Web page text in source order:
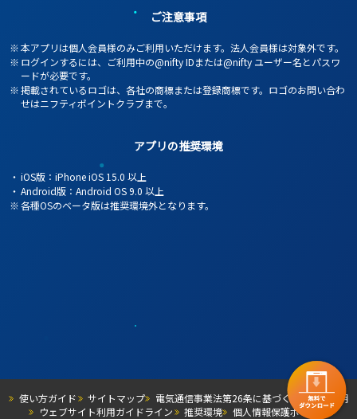
ご注意事項
※本アプリは個人会員様のみご利用いただけます。法人会員様は対象外です。
※ ログインするには、ご利用中の@nifty IDまたは@nifty ユーザー名とパスワ
ードが必要です。
※掲載されているロゴは、各社の商標または登録商標です。ロゴのお問い合わ
せはニフティポイントクラブまで。
アプリの推奨環境
・ iOS版：iPhone iOS 15.0 以上
・ Android版：Android OS 9.0 以上
※各種OSのベータ版は推奨環境外となります。
使い方ガイド サイトマップ
電気通信事業法第26条に基づくサービス説明
ウェブサイト利用ガイドライン
推奨環境 個人情報保護ポリシー